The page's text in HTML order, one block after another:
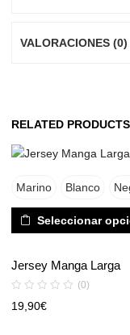
VALORACIONES (0)
RELATED PRODUCTS
Marino Blanco
Seleccionar
Jersey Manga Larga
(0)
19,90€